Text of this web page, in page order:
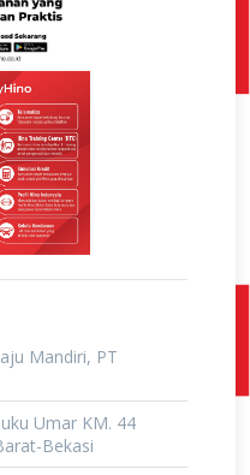
Mandiri, PT
Umar KM. 44
Bekasi